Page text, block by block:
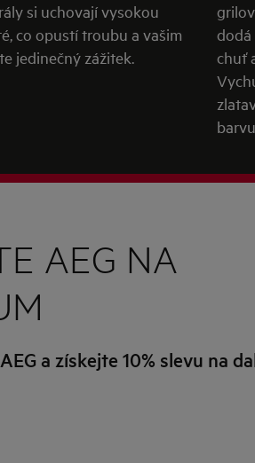
si uchovají vysokou
co opustí troubu a vašim
jedinečný zážitek.
dodá
chuť
AEG NA
a získejte 10% slevu na